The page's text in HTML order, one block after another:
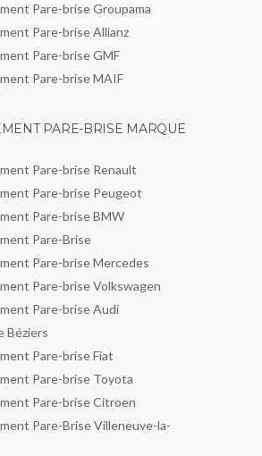
Pare-brise Groupama
Pare-brise Allianz
Pare-brise GMF
Pare-brise MAIF
PARE-BRISE MARQUE
Pare-brise Renault
Pare-brise Peugeot
Pare-brise BMW
Pare-Brise
Pare-brise Mercedes
Pare-brise Volkswagen
Pare-brise Audi
Béziers
Pare-brise Fiat
Pare-brise Toyota
Pare-brise Citroen
Pare-Brise Villeneuve-la-